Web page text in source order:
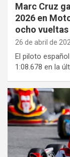
Marc Cruz
2026 en
ocho vueltas
26 de abril de
El piloto
1:08.678 en la